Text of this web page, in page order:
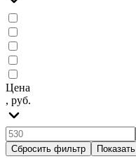
Цена
, руб.
Сбросить фильтр Показать